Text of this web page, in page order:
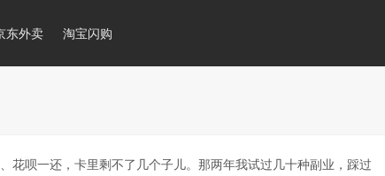
东外卖 淘宝闪购
呗一还，卡里剩不了几个子儿。那两年我试过几十种副业，踩过